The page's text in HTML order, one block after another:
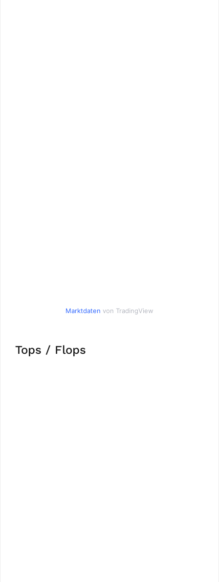
Marktdaten von TradingView
Tops / Flops